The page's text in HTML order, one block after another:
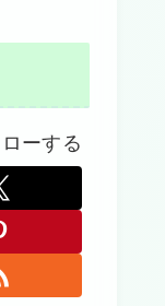
ーする